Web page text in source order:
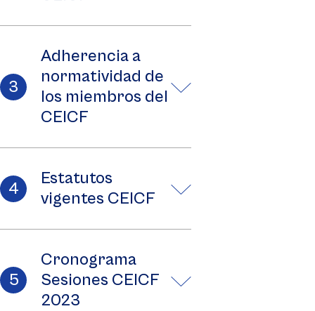
Adherencia a
normatividad de
los miembros del
CEICF
Estatutos
vigentes CEICF
Cronograma
Sesiones CEICF
2023